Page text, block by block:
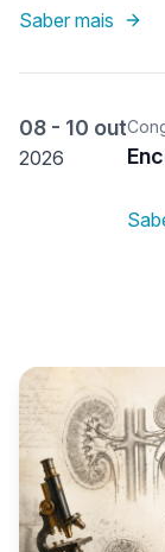
Saber mais
08 - 10 out
2026